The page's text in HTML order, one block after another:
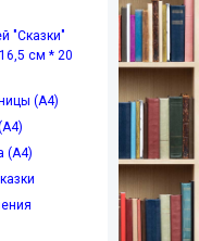
"Сказки"
см * 20
(А4)
(А4)